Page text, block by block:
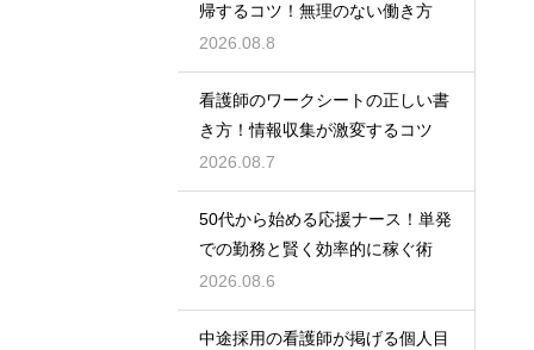
帰するコツ！無理のない働き方
2026.08.8
看護師のワークシートの正しい書
き方！情報収集が激変するコツ
2026.08.7
50代から始める応援ナース！単発
での勤務と賢く効率的に稼ぐ術
2026.08.6
中途採用の看護師が掲げる個人目